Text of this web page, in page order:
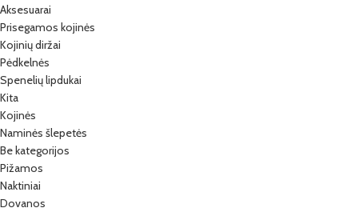
Aksesuarai
Prisegamos kojinės
Kojinių diržai
Pėdkelnės
Spenelių lipdukai
Kita
Kojinės
Naminės šlepetės
Be kategorijos
Pižamos
Naktiniai
Dovanos